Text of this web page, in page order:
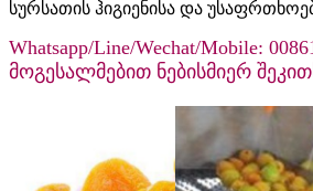
სურსათის ჰიგიენისა და
Whatsapp/Line/Wechat/Mobile:
მოგესალმებით ნებისმიერ